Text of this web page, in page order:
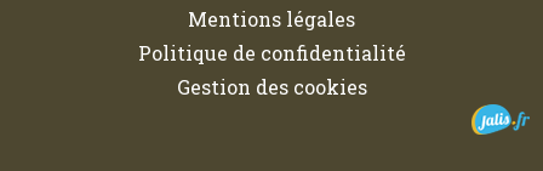
Mentions légales
Politique de confidentialité
Gestion des cookies